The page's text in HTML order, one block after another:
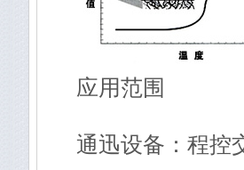
应用范围
通迅设备：程控